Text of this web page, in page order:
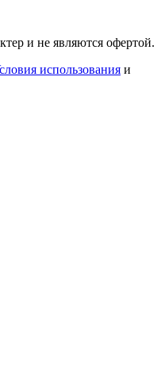
и не являются офертой.
использования и